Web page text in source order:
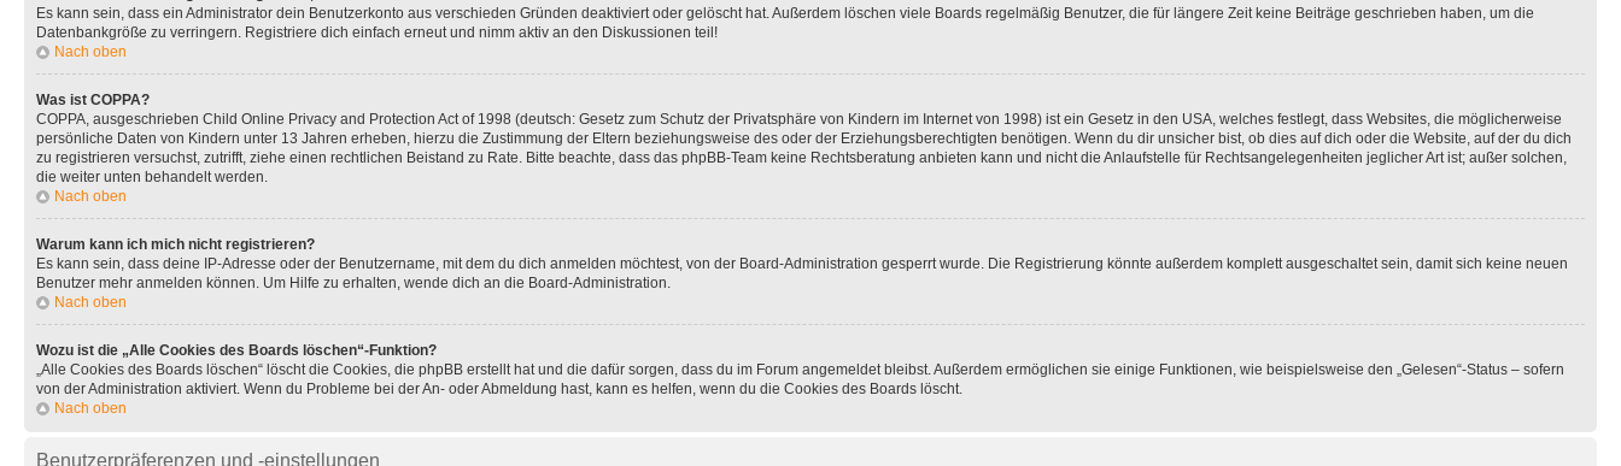
Es kann sein, dass ein Administrator dein Benutzerkonto aus verschieden Gründen deaktiviert oder gelöscht hat. Außerdem löschen viele Boards regelmäßig Benutzer, die für längere Zeit keine Beiträge geschrieben haben, um die
Datenbankgröße zu verringern. Registriere dich einfach erneut und nimm aktiv an den Diskussionen teil!
Nach oben
Was ist COPPA?
COPPA, ausgeschrieben Child Online Privacy and Protection Act of 1998 (deutsch: Gesetz zum Schutz der Privatsphäre von Kindern im Internet von 1998) ist ein Gesetz in den USA, welches festlegt, dass Websites, die möglicherweise
persönliche Daten von Kindern unter 13 Jahren erheben, hierzu die Zustimmung der Eltern beziehungsweise des oder der Erziehungsberechtigten benötigen. Wenn du dir unsicher bist, ob dies auf dich oder die Website, auf der du dich
zu registrieren versuchst, zutrifft, ziehe einen rechtlichen Beistand zu Rate. Bitte beachte, dass das phpBB-Team keine Rechtsberatung anbieten kann und nicht die Anlaufstelle für Rechtsangelegenheiten jeglicher Art ist; außer solchen,
die weiter unten behandelt werden.
Nach oben
Warum kann ich mich nicht registrieren?
Es kann sein, dass deine IP-Adresse oder der Benutzername, mit dem du dich anmelden möchtest, von der Board-Administration gesperrt wurde. Die Registrierung könnte außerdem komplett ausgeschaltet sein, damit sich keine neuen
Benutzer mehr anmelden können. Um Hilfe zu erhalten, wende dich an die Board-Administration.
Nach oben
Wozu ist die „Alle Cookies des Boards löschen“-Funktion?
„Alle Cookies des Boards löschen“ löscht die Cookies, die phpBB erstellt hat und die dafür sorgen, dass du im Forum angemeldet bleibst. Außerdem ermöglichen sie einige Funktionen, wie beispielsweise den „Gelesen“-Status – sofern
von der Administration aktiviert. Wenn du Probleme bei der An- oder Abmeldung hast, kann es helfen, wenn du die Cookies des Boards löscht.
Nach oben
Benutzerpräferenzen und -einstellungen